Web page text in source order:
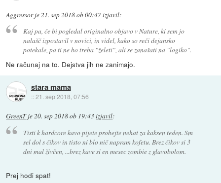
Aggressorje21. sep 2018 ob 00:47izjavil:
Kaj pa, če bi pogledal originalno objavo v Nature, ki sem jo
nalašč izpostavil v novici, in videl, kako so reči dejansko
potekale, pa ti ne bo treba "želeti", ali se zanašati na "logiko".
Ne računaj na to. Dejstva jih ne zanimajo.
stara mama
::21. sep 2018, 07:56
GreenTje20. sep 2018 ob 19:43izjavil:
Tisti k hardcore kavo pijete probejte nehat za kaksen teden. Sm
sel dol s čikov in tisto ni blo nič napram kofetu. Brez čikov si 3
dni mal živčen, ...brez kave si en mesec zombie z glavobolom.
Prej hodi spat!